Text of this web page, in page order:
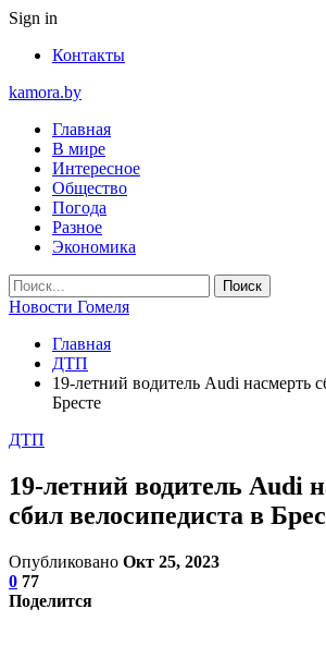
Sign in
Контакты
kamora.by
Главная
В мире
Интересное
Общество
Погода
Разное
Экономика
Новости Гомеля
Главная
ДТП
19-летний водитель Audi насмерть
Бресте
ДТП
19-летний водитель Audi
сбил велосипедиста в
Опубликовано Окт 25, 2023
0 77
Поделится